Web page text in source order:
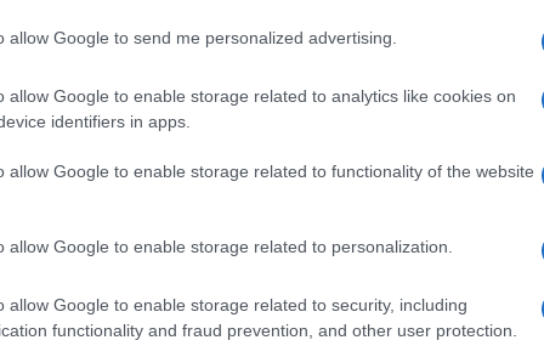
allow Google to send me personalized advertising.
allow Google to enable storage related to analytics like cookies on
identifiers in apps.
allow Google to enable storage related to functionality of the website
allow Google to enable storage related to personalization.
allow Google to enable storage related to security, including
functionality and fraud prevention, and other user protection.
quello Democratico, il partito dei
Hillary, Anthony Weiner, che mandava
cavalchi una campagna sulla
rappresenta un caso di ipocrisia senza
in politica è inevitabile e che già nel
i dem a montare il caso. Che però
all’obiettivo sperato, cioè far cadere il
dem non condivisero l’attacco alle
superato un certo livello,